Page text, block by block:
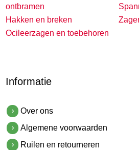
ontbramen
Hakken en breken
Ocileerzagen en toebehoren
Informatie
Over ons
Algemene voorwaarden
Ruilen en retourneren